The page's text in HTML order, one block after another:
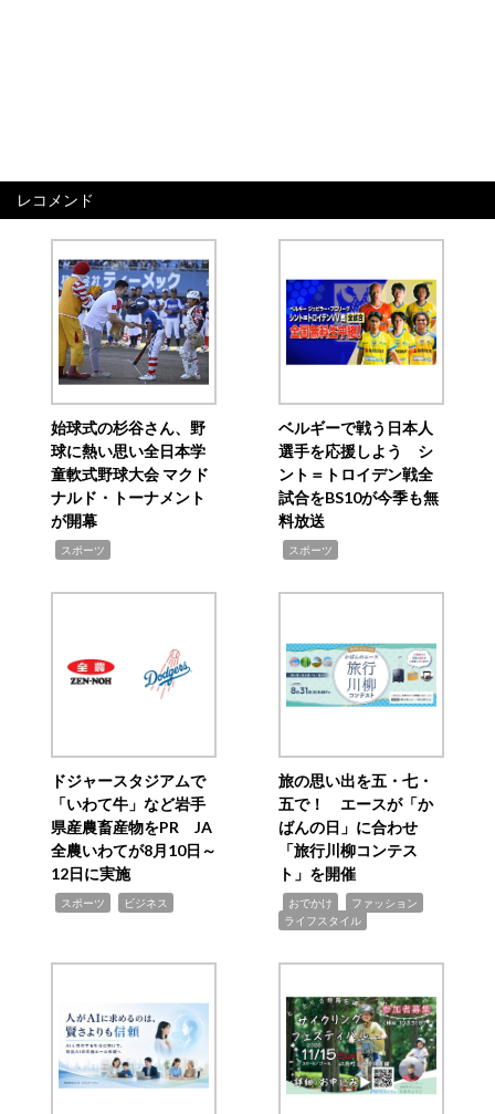
レコメンド
始球式の杉谷さん、野
球に熱い思い全日本学
童軟式野球大会 マクド
ナルド・トーナメント
が開幕
スポーツ
ベルギーで戦う日本人
選手を応援しよう シ
ント＝トロイデン戦全
試合をBS10が今季も無
料放送
スポーツ
ドジャースタジアムで
「いわて牛」など岩手
県産農畜産物をPR JA
全農いわてが8月10日～
12日に実施
スポーツ ビジネス
旅の思い出を五・七・
五で！ エースが「か
ばんの日」に合わせ
「旅行川柳コンテス
ト」を開催
おでかけ ファッション
ライフスタイル